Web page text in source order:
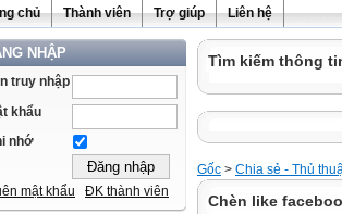
chủ Thành viên Trợ giúp Liên hệ
NHẬP
truy nhập
khẩu
nhớ
mật khẩu ĐK thành viên
Tìm kiếm thông
Gốc > Chia sẻ - Thủ
Chèn like